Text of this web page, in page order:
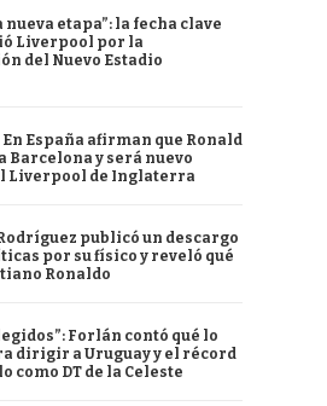
nueva etapa”: la fecha clave
Liverpool por la
del Nuevo Estadio
En España afirman que Ronald
Barcelona y será nuevo
Liverpool de Inglaterra
publicó un descargo
por su físico y reveló qué
Ronaldo
Forlán contó qué lo
dirigir a Uruguay y el récord
como DT de la Celeste